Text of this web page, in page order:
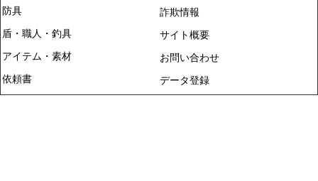
防具
盾・職人・釣具
アイテム・素材
依頼書
詐欺情報
サイト概要
お問い合わせ
データ登録